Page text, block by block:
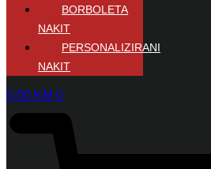
BORBOLETA
NAKIT
PERSONALIZIRANI
NAKIT
0,00 KM 0